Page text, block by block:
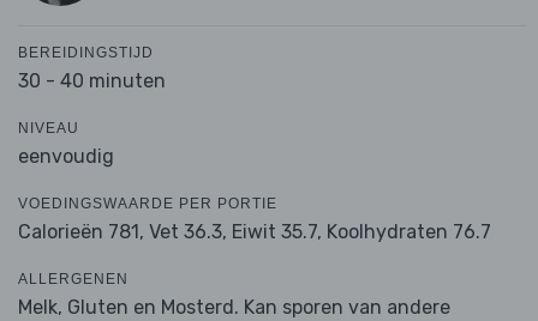
BEREIDINGSTIJD
30 - 40 minuten
NIVEAU
eenvoudig
VOEDINGSWAARDE PER PORTIE
Calorieën 781, Vet 36.3, Eiwit 35.7, Koolhydraten 76.7
ALLERGENEN
Melk, Gluten en Mosterd. Kan sporen van andere